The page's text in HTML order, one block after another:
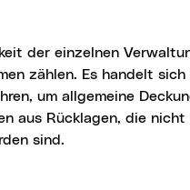
der einzelnen
zählen. Es handelt
um allgemeine
aus Rücklagen, die
sind.